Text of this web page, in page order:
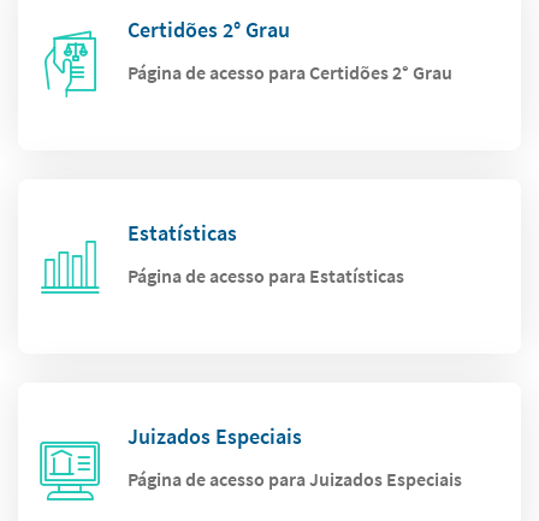
Certidões 2° Grau
Página de acesso para Certidões 2° Grau
Estatísticas
Página de acesso para Estatísticas
Juizados Especiais
Página de acesso para Juizados Especiais